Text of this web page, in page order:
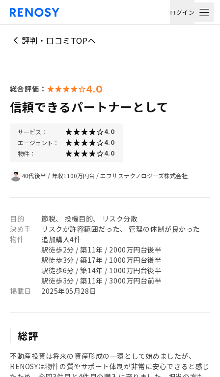
ログイン
評判・口コミTOPへ
総合評価： 4.0
信頼できるパートナーとして
サービス： 4.0
エージェント： 4.0
物件： 4.0
40代後半 / 年収1100万円台 /エフサステクノロジーズ株式会社
目的
節税、 投機目的、 リスク分散
決め手
リスクが許容範囲だった、 管理の体制が良かった
物件
追加購入4件
駅徒歩2分 / 築11年 / 2000万円台後半
駅徒歩3分 / 築17年 / 1000万円台後半
駅徒歩6分 / 築14年 / 1000万円台後半
駅徒歩3分 / 築11年 / 3000万円台前半
掲載日
2025年05月28日
総評
不動産投資は将来の資産形成の一環として始めましたが、
RENOSYは物件の質やサポート体制が非常に安心できると感じ